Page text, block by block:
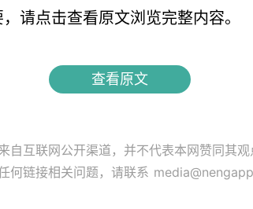
请点击查看原文浏览完整内容。
查看原文
自互联网公开渠道，并不代表本网赞同其
何链接相关问题，请联系